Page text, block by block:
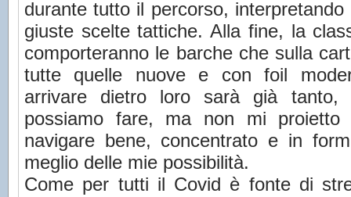
durante tutto il percorso,
giuste scelte tattiche. Alla fine, la
comporteranno le barche che sulla
tutte quelle nuove e con foil
arrivare dietro loro sarà già
possiamo fare, ma non mi proietto
navigare bene, concentrato e in
meglio delle mie possibilità.
Come per tutti il Covid è fonte di